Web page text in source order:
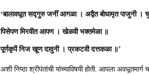
‘बालावधूत सद्गुरु जनीं आगळा । अद्वैत बोधामृत पाजुनी ।
पिसेपण मिरवीत आपण । खेळवी भक्तमेळा ॥
पूर्णकृपें निज खूण दावुनी । प्रकटवी दत्तकळा ॥’
अशी निष्ठा श्रीपंतांची यांच्याविषयी होती. आपला